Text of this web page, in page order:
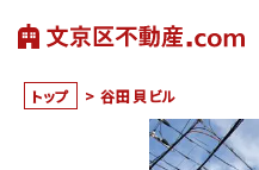
トップ > 谷田貝ビル